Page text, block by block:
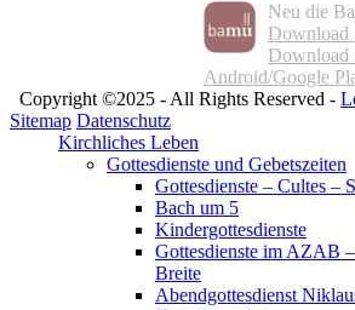
Neu die
Download
Download
Android/Google
Copyright ©2025 - All Rights Reserved -
Sitemap Datenschutz
Kirchliches Leben
Gottesdienste und Gebetszeiten
Gottesdienste – Cultes –
Bach um 5
Kindergottesdienste
Gottesdienste im AZAB
Breite
Abendgottesdienst